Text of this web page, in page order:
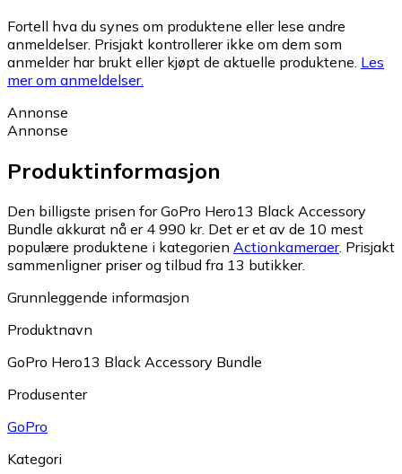
Fortell hva du synes om produktene eller lese andre
anmeldelser. Prisjakt kontrollerer ikke om dem som
anmelder har brukt eller kjøpt de aktuelle produktene. Les
mer om anmeldelser.
Annonse
Annonse
Produktinformasjon
Den billigste prisen for GoPro Hero13 Black Accessory
Bundle akkurat nå er 4 990 kr. Det er et av de 10 mest
populære produktene i kategorien Actionkameraer. Prisjakt
sammenligner priser og tilbud fra 13 butikker.
Grunnleggende informasjon
Produktnavn
GoPro Hero13 Black Accessory Bundle
Produsenter
GoPro
Kategori